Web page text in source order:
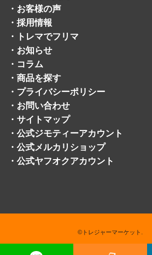
・ サービスメニュー
・ ライン
・ よくある質問
・ お客様の声
・ 採用情報
・ トレマでフリマ
・ お知らせ
・ コラム
・ 商品を探す
・ プライバシーポリシー
・ お問い合わせ
・ サイトマップ